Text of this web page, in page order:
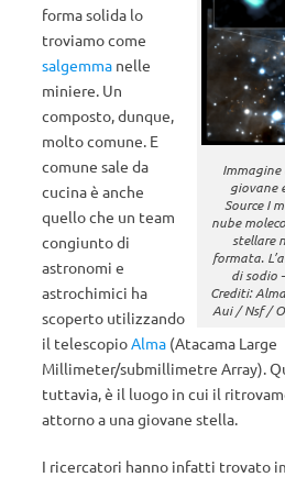
Immagine
giovane
Source I
nube
stellare
formata.
di sodio
Crediti:
Aui / Nsf /
forma solida lo
troviamo come
salgemma nelle
miniere. Un
composto, dunque,
molto comune. E
comune sale da
cucina è anche
quello che un team
congiunto di
astronomi e
astrochimici ha
scoperto utilizzando
il telescopioAlma (Atacama Large
Millimeter/submillimetre Array).
tuttavia, è il luogo in cui il
attorno a una giovane stella.
I ricercatori hanno infatti trovato